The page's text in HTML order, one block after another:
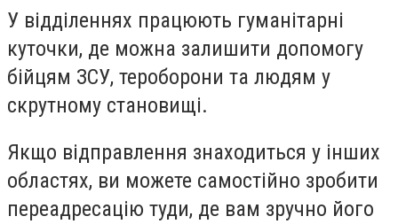
У відділеннях працюють гуманітарні
куточки, де можна залишити допомогу
бійцям ЗСУ, тероборони та людям у
скрутному становищі.
Якщо відправлення знаходиться у інших
областях, ви можете самостійно зробити
переадресацію туди, де вам зручно його